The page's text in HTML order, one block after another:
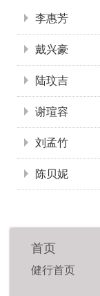
李惠芳
戴兴豪
陆玟吉
谢瑄容
刘孟竹
陈贝妮
首页
健行首页